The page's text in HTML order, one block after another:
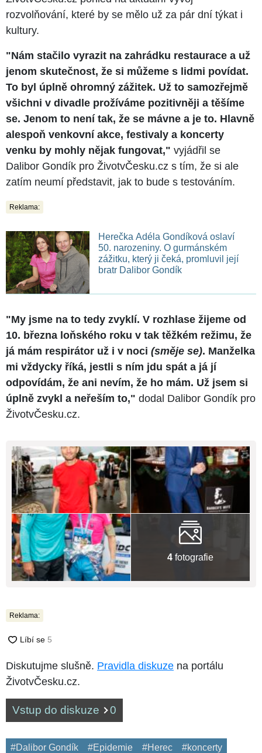
rozvolňování, které by se mělo už za pár dní týkat i
kultury.
"Nám stačilo vyrazit na zahrádku restaurace a už
jenom skutečnost, že si můžeme s lidmi povídat.
To byl úplně ohromný zážitek. Už to samozřejmě
všichni v divadle prožíváme pozitivněji a těšíme
se. Jenom to není tak, že se mávne a je to. Hlavně
alespoň venkovní akce, festivaly a koncerty
venku by mohly nějak fungovat," vyjádřil se
Dalibor Gondík pro ŽivotvČesku.cz s tím, že si ale
zatím neumí představit, jak to bude s testováním.
Reklama:
Herečka Adéla Gondíková oslaví
50. narozeniny. O gurmánském
zážitku, který ji čeká, promluvil její
bratr Dalibor Gondík
"My jsme na to tedy zvyklí. V rozhlase žijeme od
10. března loňského roku v tak těžkém režimu, že
já mám respirátor už i v noci (směje se). Manželka
mi vždycky říká, jestli s ním jdu spát a já jí
odpovídám, že ani nevím, že ho mám. Už jsem si
úplně zvykl a neřeším to," dodal Dalibor Gondík pro
ŽivotvČesku.cz.
4 fotografie
Reklama:
Diskutujme slušně. Pravidla diskuze na portálu
ŽivotvČesku.cz.
Vstup do diskuze 0
#Dalibor Gondík #Epidemie #Herec
#koncerty